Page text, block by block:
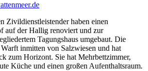
Zivildienstleistender haben einen
auf der Hallig renoviert und zur
Tagungshaus umgebaut. Die
inmitten von Salzwiesen und hat
zum Horizont. Sie hat Mehrbettzimmer,
Küche und einen großen Aufenthaltsraum.